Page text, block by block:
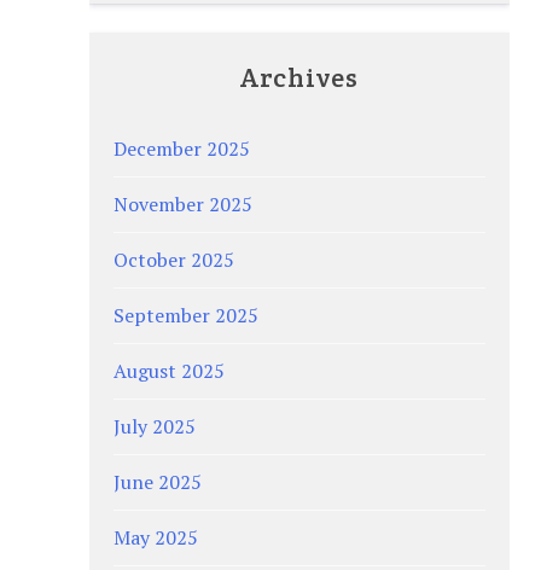
Archives
December 2025
November 2025
October 2025
September 2025
August 2025
July 2025
June 2025
May 2025